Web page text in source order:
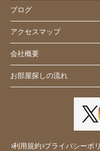
ブログ
アクセスマップ
会社概要
お部屋探しの流れ
利用規約 プライバシーポ